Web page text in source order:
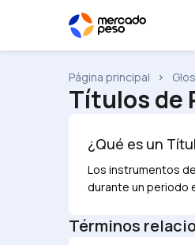
Página principal
Títulos de
¿Qué es un
Los instrumentos
durante un periodo
Términos